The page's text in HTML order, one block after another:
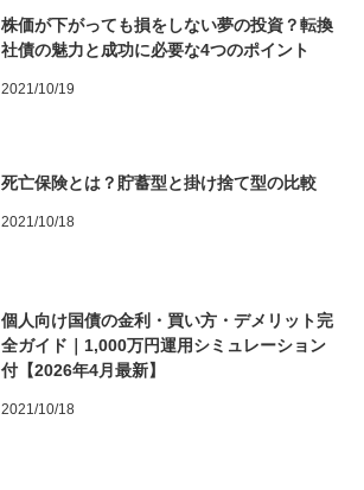
株価が下がっても損をしない夢の投資？転換
社債の魅力と成功に必要な4つのポイント
2021/10/19
死亡保険とは？貯蓄型と掛け捨て型の比較
2021/10/18
個人向け国債の金利・買い方・デメリット完
全ガイド｜1,000万円運用シミュレーション
付【2026年4月最新】
2021/10/18